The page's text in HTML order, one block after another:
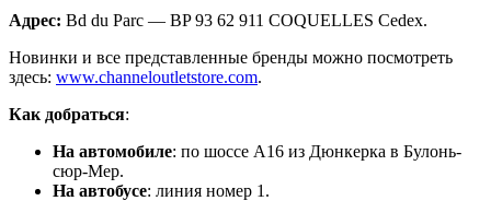
Адрес: Bd du Parc — BP 93 62 911 COQUELLES Cedex.
Новинки и все представленные бренды можно посмотреть
здесь: www.channeloutletstore.com.
Как добраться:
На автомобиле: по шоссе А16 из Дюнкерка в Булонь-
сюр-Мер.
На автобусе: линия номер 1.